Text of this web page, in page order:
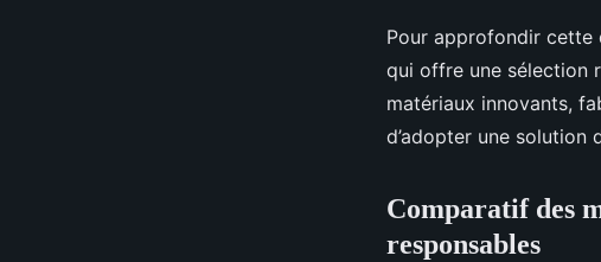
Pour approfondir cette
qui offre une sélection
matériaux innovants,
d’adopter une solution
Comparatif des
responsables